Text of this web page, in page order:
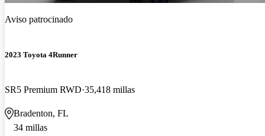
Aviso patrocinado
2023 Toyota 4Runner
SR5 Premium RWD 35,418 millas
Bradenton, FL
34 millas